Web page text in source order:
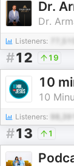
Dr.
Dr.
Listeners:
#12 19
10
10
Listeners:
#13 1